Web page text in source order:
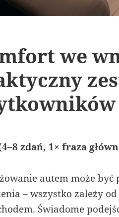
we
zdań, 1× fraza
autem może
– wszystko zależy
Świadome